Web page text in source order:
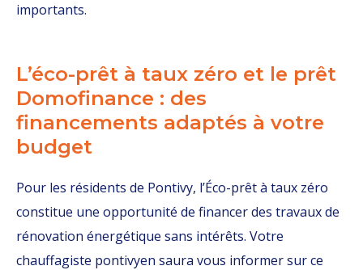
importants.
L’éco-prêt à taux zéro et le prêt
Domofinance : des
financements adaptés à votre
budget
Pour les résidents de Pontivy, l’Éco-prêt à taux zéro
constitue une opportunité de financer des travaux de
rénovation énergétique sans intérêts. Votre
chauffagiste pontivyen saura vous informer sur ce